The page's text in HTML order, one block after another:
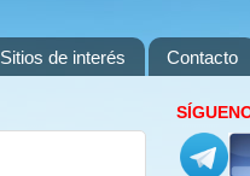
Sitios de interés Contacto